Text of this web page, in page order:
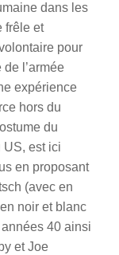
dans les
frêle et
pour
l’armée
expérience
hors du
du
US, est ici
en proposant
(avec en
noir et blanc
40 ainsi
et Joe